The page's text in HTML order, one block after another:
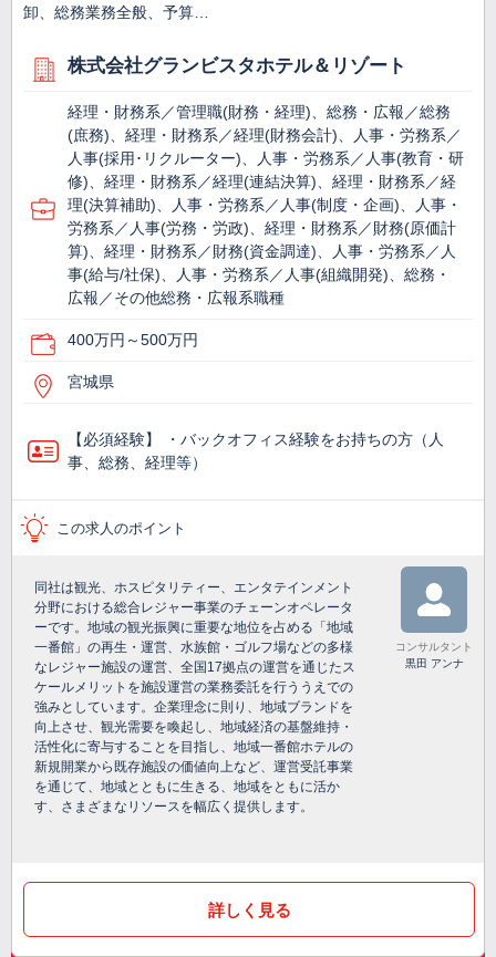
卸、総務業務全般、予算…
株式会社グランビスタホテル＆リゾート
経理・財務系／管理職(財務・経理)、総務・広報／総務
(庶務)、経理・財務系／経理(財務会計)、人事・労務系／
人事(採用･リクルーター)、人事・労務系／人事(教育・研
修)、経理・財務系／経理(連結決算)、経理・財務系／経
理(決算補助)、人事・労務系／人事(制度・企画)、人事・
労務系／人事(労務・労政)、経理・財務系／財務(原価計
算)、経理・財務系／財務(資金調達)、人事・労務系／人
事(給与/社保)、人事・労務系／人事(組織開発)、総務・
広報／その他総務・広報系職種
400万円～500万円
宮城県
【必須経験】 ・バックオフィス経験をお持ちの方（人
事、総務、経理等）
この求人のポイント
同社は観光、ホスピタリティー、エンタテインメント
分野における総合レジャー事業のチェーンオペレータ
ーです。地域の観光振興に重要な地位を占める「地域
一番館」の再生・運営、水族館・ゴルフ場などの多様
なレジャー施設の運営、全国17拠点の運営を通じたス
ケールメリットを施設運営の業務委託を行ううえでの
強みとしています。企業理念に則り、地域ブランドを
向上させ、観光需要を喚起し、地域経済の基盤維持・
活性化に寄与することを目指し、地域一番館ホテルの
新規開業から既存施設の価値向上など、運営受託事業
を通じて、地域とともに生きる、地域をともに活か
す、さまざまなリソースを幅広く提供します。
コンサルタント
黒田 アンナ
詳しく見る